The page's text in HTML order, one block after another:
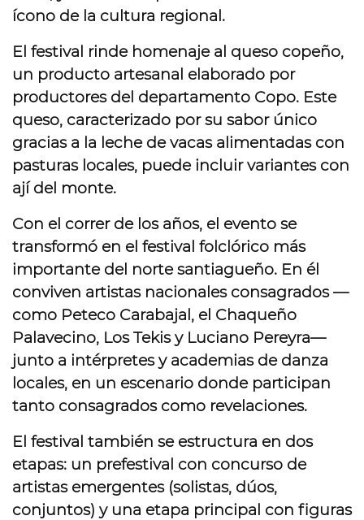
ícono de la cultura regional.
El festival rinde homenaje al queso copeño,
un producto artesanal elaborado por
productores del departamento Copo. Este
queso, caracterizado por su sabor único
gracias a la leche de vacas alimentadas con
pasturas locales, puede incluir variantes con
ají del monte.
Con el correr de los años, el evento se
transformó en el festival folclórico más
importante del norte santiagueño. En él
conviven artistas nacionales consagrados —
como Peteco Carabajal, el Chaqueño
Palavecino, Los Tekis y Luciano Pereyra—
junto a intérpretes y academias de danza
locales, en un escenario donde participan
tanto consagrados como revelaciones.
El festival también se estructura en dos
etapas: un prefestival con concurso de
artistas emergentes (solistas, dúos,
conjuntos) y una etapa principal con figuras